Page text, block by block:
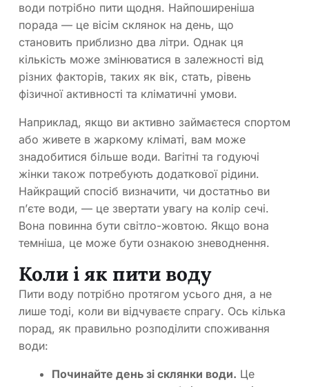
води потрібно пити щодня. Найпоширеніша
порада — це вісім склянок на день, що
становить приблизно два літри. Однак ця
кількість може змінюватися в залежності від
різних факторів, таких як вік, стать, рівень
фізичної активності та кліматичні умови.
Наприклад, якщо ви активно займаєтеся спортом
або живете в жаркому кліматі, вам може
знадобитися більше води. Вагітні та годуючі
жінки також потребують додаткової рідини.
Найкращий спосіб визначити, чи достатньо ви
п’єте води, — це звертати увагу на колір сечі.
Вона повинна бути світло-жовтою. Якщо вона
темніша, це може бути ознакою зневоднення.
Коли і як пити воду
Пити воду потрібно протягом усього дня, а не
лише тоді, коли ви відчуваєте спрагу. Ось кілька
порад, як правильно розподілити споживання
води:
Починайте день зі склянки води. Це